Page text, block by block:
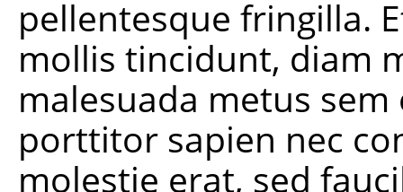
pellentesque fringilla.
mollis tincidunt, diam
malesuada metus
porttitor sapien nec
molestie erat, sed